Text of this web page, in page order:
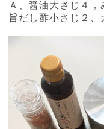
Ａ、醤油大さじ４，
旨だし酢小さじ２、